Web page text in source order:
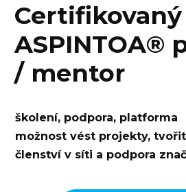
Certifikovaný
ASPINTOA®
/ mentor
školení, podpora, platforma
možnost vést projekty,
členství v síti a podpora